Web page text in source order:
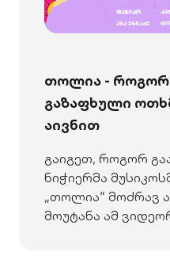
თოლია - როგორ
გაზაფხული
აივნით
გაიგეთ, როგორ
ნიჭიერმა
„თოლია“ მოძრავ
მოუტანა ამ